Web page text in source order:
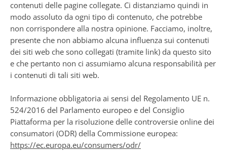
contenuti delle pagine collegate. Ci distanziamo quindi in
modo assoluto da ogni tipo di contenuto, che potrebbe
non corrispondere alla nostra opinione. Facciamo, inoltre,
presente che non abbiamo alcuna influenza sui contenuti
dei siti web che sono collegati (tramite link) da questo sito
e che pertanto non ci assumiamo alcuna responsabilità per
i contenuti di tali siti web.
Informazione obbligatoria ai sensi del Regolamento UE n.
524/2016 del Parlamento europeo e del Consiglio
Piattaforma per la risoluzione delle controversie online dei
consumatori (ODR) della Commissione europea:
https://ec.europa.eu/consumers/odr/